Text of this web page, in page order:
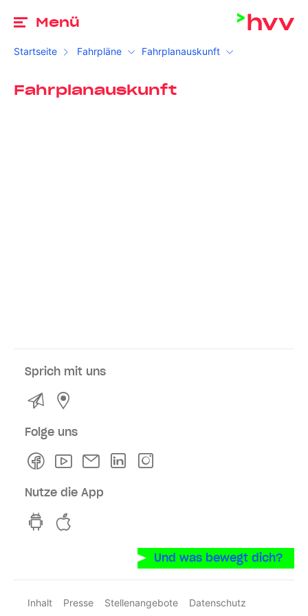
Menü
Startseite Fahrpläne Fahrplanauskunft
Fahrplanauskunft
Sprich mit uns
Kontakt
Folge uns
FacebookYoutubeNewsletterLinkedln
Nutze die App
hvv switch App auf GooglePlay
Und was bewegt dich?
Inhalt Presse Stellenangebote
Datenschutz